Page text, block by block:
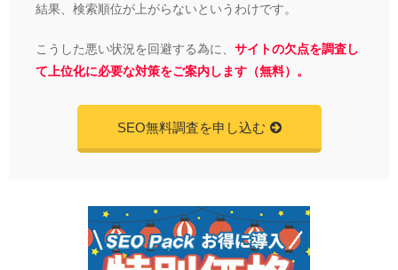
結果、検索順位が上がらないというわけです。
こうした悪い状況を回避する為に、 サイトの欠点を調査し
て上位化に必要な対策をご案内します（無料）。
SEO無料調査を申し込む